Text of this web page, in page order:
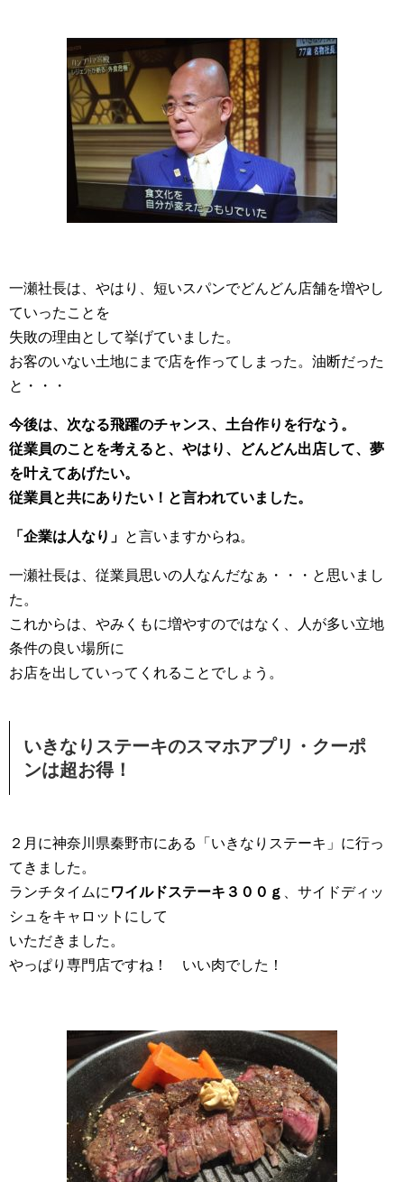
一瀬社長は、やはり、短いスパンでどんどん店舗を増やし
ていったことを
失敗の理由として挙げていました。
お客のいない土地にまで店を作ってしまった。油断だった
と・・・
今後は、次なる飛躍のチャンス、土台作りを行なう。
従業員のことを考えると、やはり、どんどん出店して、夢
を叶えてあげたい。
従業員と共にありたい！と言われていました。
「企業は人なり」 と言いますからね。
一瀬社長は、従業員思いの人なんだなぁ・・・と思いまし
た。
これからは、やみくもに増やすのではなく、人が多い立地
条件の良い場所に
お店を出していってくれることでしょう。
いきなりステーキのスマホアプリ・クーポ
ンは超お得！
２月に神奈川県秦野市にある「いきなりステーキ」に行っ
てきました。
ランチタイムに ワイルドステーキ３００ｇ
、サイドディッ
シュをキャロットにして
いただきました。
やっぱり専門店ですね！ いい肉でした！